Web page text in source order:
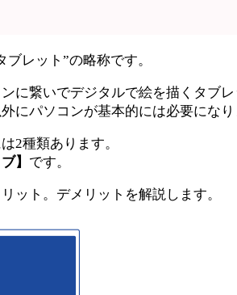
レット”の略称です。
に繋いでデジタルで絵を描くタブレ
にパソコンが基本的には必要になり
2種類あります。
】 です。
ット。デメリットを解説します。